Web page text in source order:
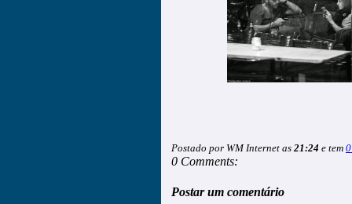
Postado por WM Internet as 21:24 e tem
0 Comments:
Postar um comentário